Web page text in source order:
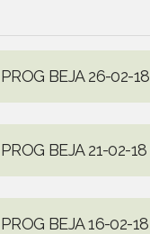
PROG BEJA 26-02-18
PROG BEJA 21-02-18
PROG BEJA 16-02-18